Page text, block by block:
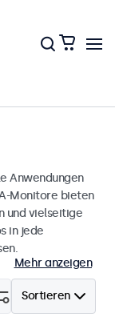
Anwendungen
Monitore bieten
und vielseitige
in jede
Mehr anzeigen
Sortieren